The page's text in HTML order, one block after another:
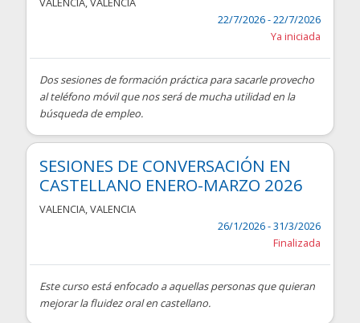
22/7/2026 - 22/7/2026
Ya iniciada
Dos sesiones de formación práctica para sacarle provecho
al teléfono móvil que nos será de mucha utilidad en la
búsqueda de empleo.
SESIONES DE CONVERSACIÓN EN
CASTELLANO ENERO-MARZO 2026
VALENCIA,VALENCIA
26/1/2026 - 31/3/2026
Finalizada
Este curso está enfocado a aquellas personas que quieran
mejorar la fluidez oral en castellano.